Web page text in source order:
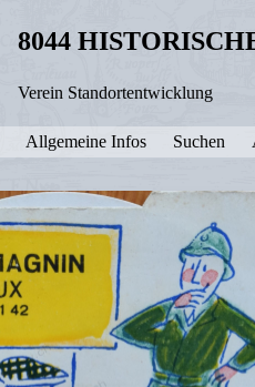
8044
Verein Standortentwicklung
Allgemeine Infos Suchen